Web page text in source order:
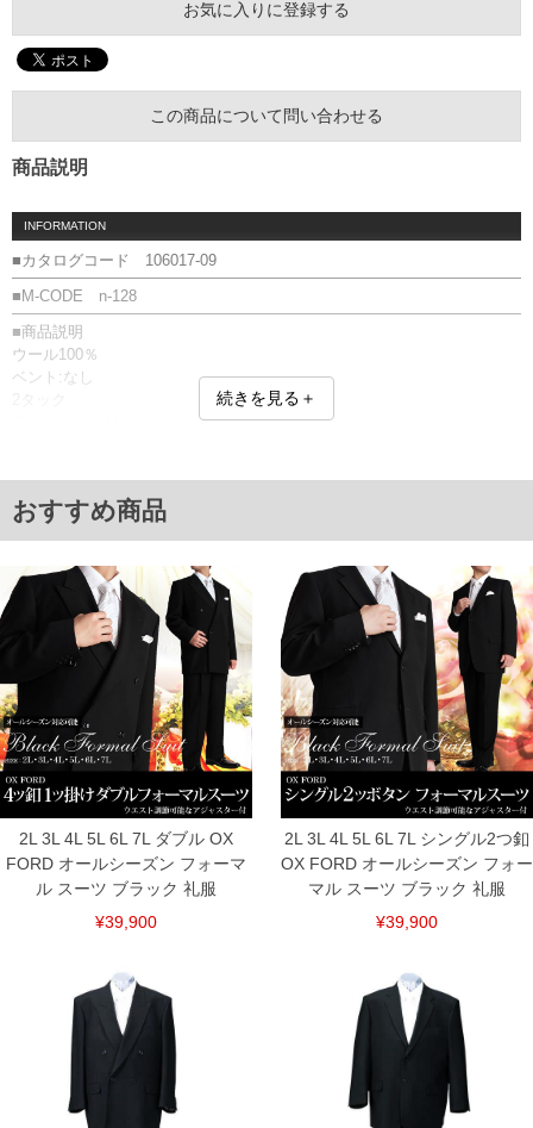
お気に入りに登録する
この商品について問い合わせる
商品説明
INFORMATION
■カタログコード 106017-09
■M-CODE n-128
■商品説明
ウール100％
ベント:なし
ジャケット
サイズ/着丈/肩幅/袖丈/胸囲/胴囲
2L/81/51/63/129/117
4L/82/57/64/145/135
5L/82/60/64/153/144
6L/83/63/65/161/153
7L/83/66/65/169/162
スラックス
サイズ/ウエスト/股上/尻囲/わたり幅/膝幅/裾幅/股下
2L/100/30.5/125/39.4/29.6/24/90
3L/110/31.5/133.5/41.7/30.3/24.5/90
4L/120/32.5/142/44/31/25/90
5L/130/33.5/150.5/46.3/31.7/25.5/90
6L/140/34.5/159/48.6/32.4/26/90
7L/150/35.5/167.5/50.9/33.1/26.5/90
単位はcm
※【返品交換について】
返品交換希望の方は、商品到着後1週間以内にご連絡ください。
下着(肌着)やワイシャツは商品の性質上、返品交換不可とさせて頂いております。予め
ご了承くださいませ。
裾上げ料金は500円+税となります。
備考欄に股下●cmとご記入下さい。（裾上げ無料対象商品は1本につき税込6,000円以
上の品が対象。1本5,999円以下の商品は有料（500円+税）となります。）
出荷まで約1週間～20日間程お時間を頂く場合がございます。
尚、裾上げした商品は返品・交換不可となりますので、予めご了承下さい。
一部、お直しに対応出来ない商品がございます。(例：裾にファスナーや調節ひもが付
いている、極端なデザインが施されている等)
続きを見る＋
おすすめ商品
2L 3L 4L 5L 6L 7L ダブル OX
FORD オールシーズン フォーマ
ル スーツ ブラック 礼服
¥39,900
2L 3L 4L 5L 6L 7L シングル2つ釦
OX FORD オールシーズン フォー
マル スーツ ブラック 礼服
¥39,900